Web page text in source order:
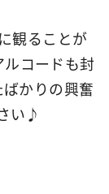
観ることが
ルコードも封
かりの興奮
い♪